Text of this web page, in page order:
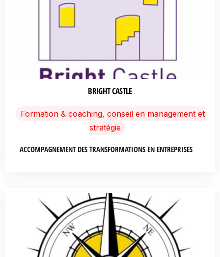
BRIGHT CASTLE
Formation & coaching, conseil en management et
stratégie
ACCOMPAGNEMENT DES TRANSFORMATIONS EN ENTREPRISES